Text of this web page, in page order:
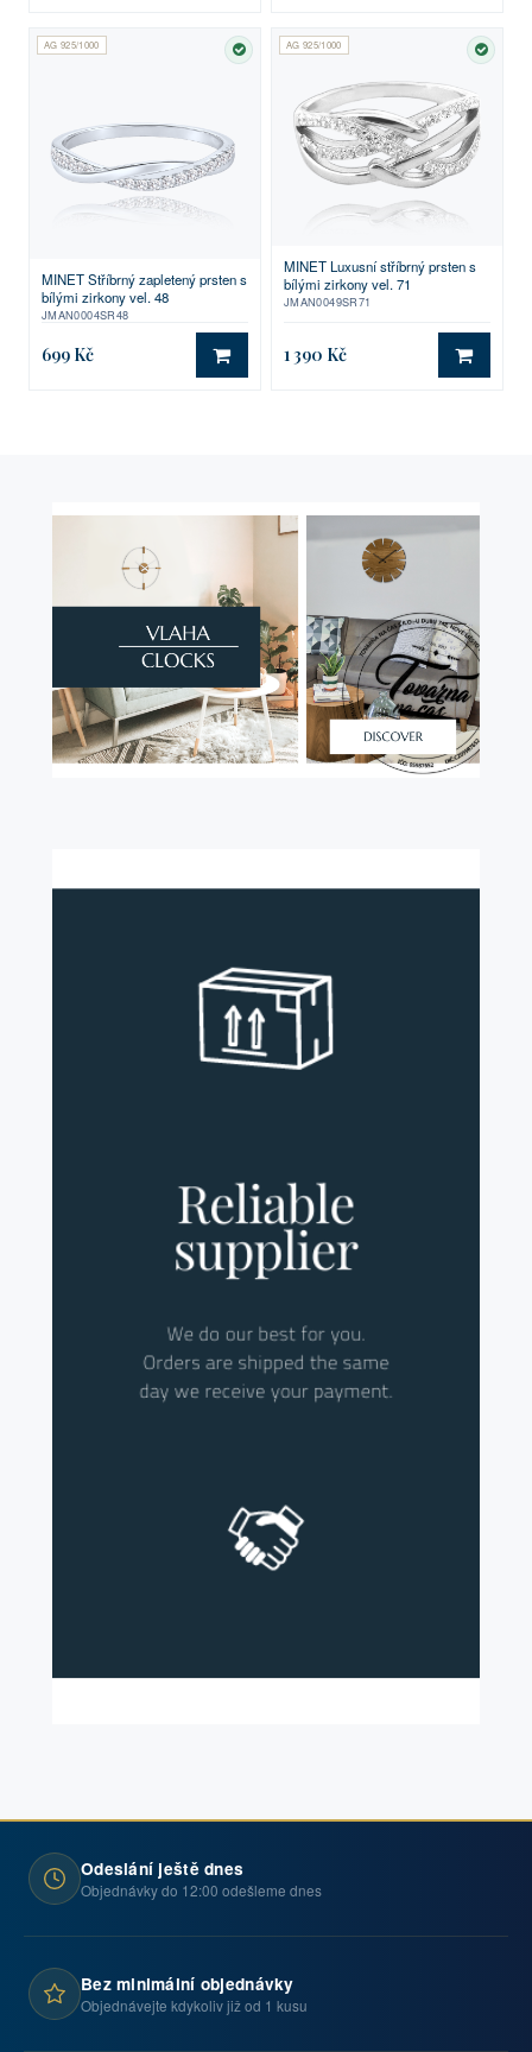
AG 925/1000
SKLADEM
MINET Stříbrný zapletený prsten s
bílými zirkony vel. 48
JMAN0004SR48
699 Kč DO KOŠÍKU
AG 925/1000
MINET Luxusní stříbrný prsten s
bílými zirkony vel. 71
JMAN0049SR71
1 390 Kč DO
Odeslání ještě dnes
Objednávky do 12:00 odešleme dnes
Bez minimální objednávky
Objednávejte kdykoliv již od 1 kusu